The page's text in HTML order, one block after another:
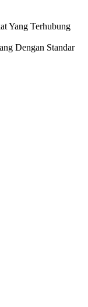
Yang Terhubung
Dengan Standar